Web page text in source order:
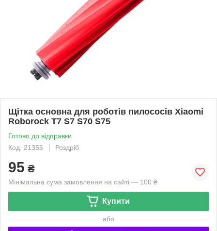
Щітка основна для роботів пилососів Xiaomi
Roborock T7 S7 S70 S75
Готово до відправки
Код: 21355
Роздріб
95 ₴
Мінімальна сума замовлення на сайті — 100 ₴
Купити
або